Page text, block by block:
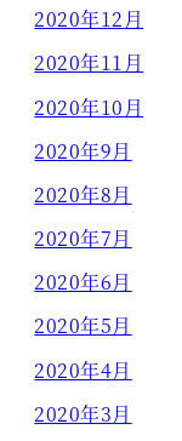
2020年12月
2020年11月
2020年10月
2020年9月
2020年8月
2020年7月
2020年6月
2020年5月
2020年4月
2020年3月